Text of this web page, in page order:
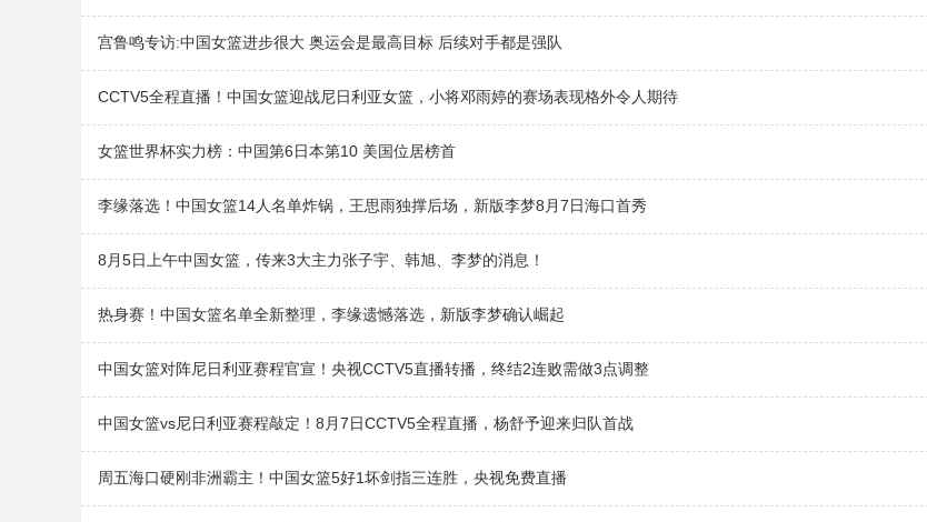
宫鲁鸣专访:中国女篮进步很大 奥运会是最高目标 后续对手都是强队
CCTV5全程直播！中国女篮迎战尼日利亚女篮，小将邓雨婷的赛场表现格外令人期待
女篮世界杯实力榜：中国第6日本第10 美国位居榜首
李缘落选！中国女篮14人名单炸锅，王思雨独撑后场，新版李梦8月7日海口首秀
8月5日上午中国女篮，传来3大主力张子宇、韩旭、李梦的消息！
热身赛！中国女篮名单全新整理，李缘遗憾落选，新版李梦确认崛起
中国女篮对阵尼日利亚赛程官宣！央视CCTV5直播转播，终结2连败需做3点调整
中国女篮vs尼日利亚赛程敲定！8月7日CCTV5全程直播，杨舒予迎来归队首战
周五海口硬刚非洲霸主！中国女篮5好1坏剑指三连胜，央视免费直播